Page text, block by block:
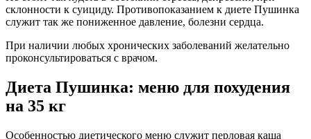
склонности к суициду. Противопоказанием к диете Пушинка
служит так же пониженное давление, болезни сердца.
При наличии любых хронических заболеваний желательно
проконсультироваться с врачом.
Диета Пушинка: меню для похудения
на 35 кг
Особенностью диетического меню служит перловая каша